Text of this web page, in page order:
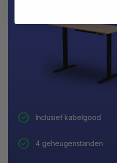
Inclusief kabelgood
4 geheugenstanden